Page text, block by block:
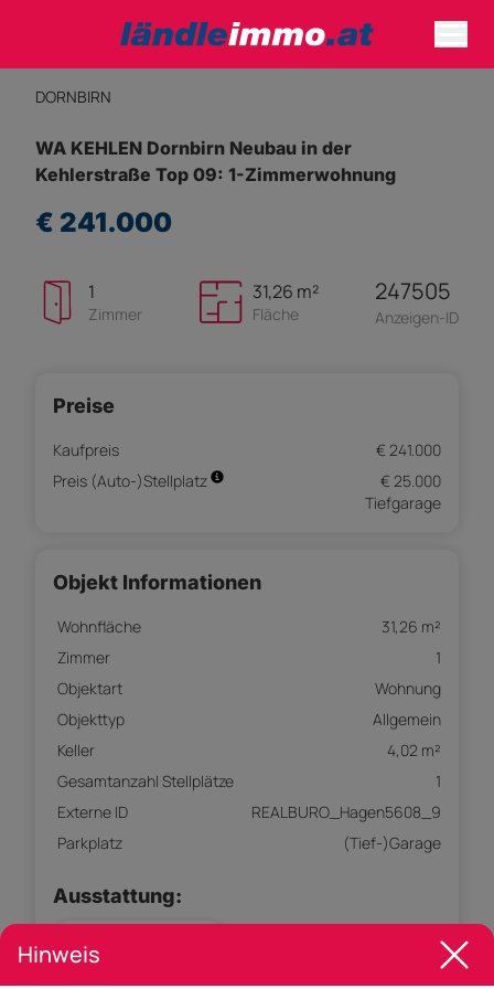
DORNBIRN
WA KEHLEN Dornbirn Neubau in der
Kehlerstraße Top 09: 1-Zimmerwohnung
€ 241.000
1
Zimmer
31,26 m²
Fläche
247505
Anzeigen-ID
Preise
Kaufpreis
€ 241.000
Preis (Auto-)Stellplatz
€ 25.000
Tiefgarage
Objekt Informationen
Wohnfläche
31,26 m²
Zimmer
1
Objektart
Wohnung
Objekttyp
Allgemein
Keller
4,02 m²
Gesamtanzahl Stellplätze
1
Externe ID
REALBURO_Hagen5608_9
Parkplatz
(Tief-)Garage
Ausstattung:
Hinweis